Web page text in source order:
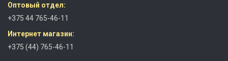
Оптовый отдел:
+375 44 765-46-11
Интернет магазин:
+375 (44) 765-46-11